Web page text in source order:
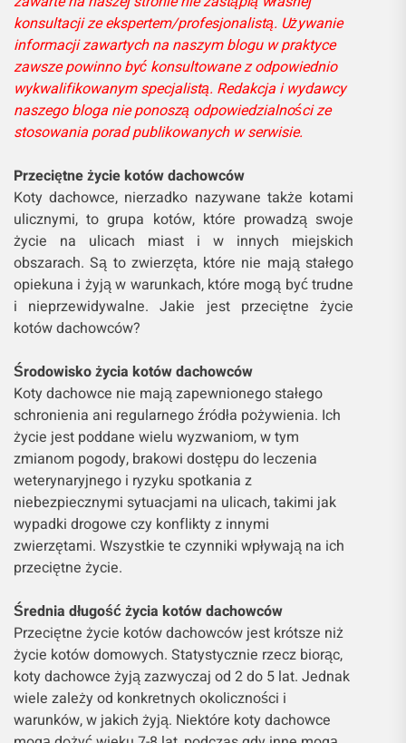
konsultacji ze ekspertem/profesjonalistą. Używanie
informacji zawartych na naszym blogu w praktyce
zawsze powinno być konsultowane z odpowiednio
wykwalifikowanym specjalistą. Redakcja i wydawcy
naszego bloga nie ponoszą odpowiedzialności ze
stosowania porad publikowanych w serwisie.
Przeciętne życie kotów dachowców
Koty dachowce, nierzadko nazywane także kotami
ulicznymi, to grupa kotów, które prowadzą swoje
życie na ulicach miast i w innych miejskich
obszarach. Są to zwierzęta, które nie mają stałego
opiekuna i żyją w warunkach, które mogą być trudne
i nieprzewidywalne. Jakie jest przeciętne życie
kotów dachowców?
Środowisko życia kotów dachowców
Koty dachowce nie mają zapewnionego stałego
schronienia ani regularnego źródła pożywienia. Ich
życie jest poddane wielu wyzwaniom, w tym
zmianom pogody, brakowi dostępu do leczenia
weterynaryjnego i ryzyku spotkania z
niebezpiecznymi sytuacjami na ulicach, takimi jak
wypadki drogowe czy konflikty z innymi
zwierzętami. Wszystkie te czynniki wpływają na ich
przeciętne życie.
Średnia długość życia kotów dachowców
Przeciętne życie kotów dachowców jest krótsze niż
życie kotów domowych. Statystycznie rzecz biorąc,
koty dachowce żyją zazwyczaj od 2 do 5 lat. Jednak
wiele zależy od konkretnych okoliczności i
warunków, w jakich żyją. Niektóre koty dachowce